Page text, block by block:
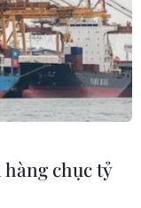
chục tỷ